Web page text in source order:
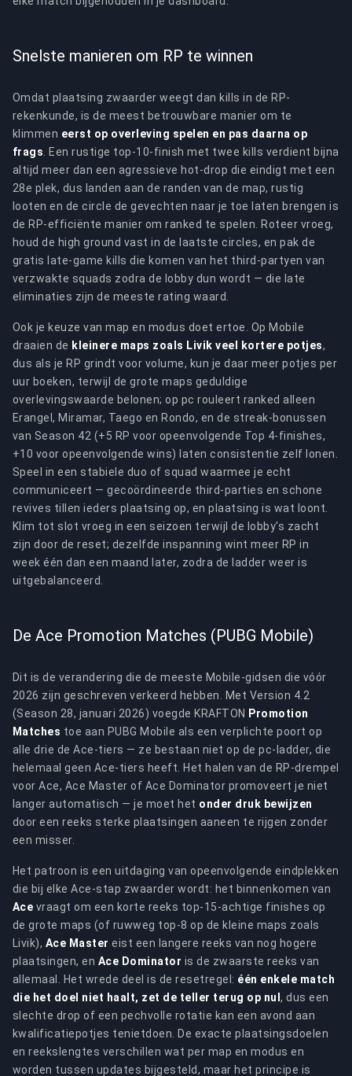
Snelste manieren om RP te winnen
Omdat plaatsing zwaarder weegt dan kills in de RP-
rekenkunde, is de meest betrouwbare manier om te
klimmen eerst op overleving spelen en pas daarna op
frags . Een rustige top-10-finish met twee kills verdient bijna
altijd meer dan een agressieve hot-drop die eindigt met een
28e plek, dus landen aan de randen van de map, rustig
looten en de circle de gevechten naar je toe laten brengen is
de RP-efficiënte manier om ranked te spelen. Roteer vroeg,
houd de high ground vast in de laatste circles, en pak de
gratis late-game kills die komen van het third-partyen van
verzwakte squads zodra de lobby dun wordt — die late
eliminaties zijn de meeste rating waard.
Ook je keuze van map en modus doet ertoe. Op Mobile
draaien de kleinere maps zoals Livik veel kortere potjes,
dus als je RP grindt voor volume, kun je daar meer potjes per
uur boeken, terwijl de grote maps geduldige
overlevingswaarde belonen; op pc rouleert ranked alleen
Erangel, Miramar, Taego en Rondo, en de streak-bonussen
van Season 42 (+5 RP voor opeenvolgende Top 4-finishes,
+10 voor opeenvolgende wins) laten consistentie zelf lonen.
Speel in een stabiele duo of squad waarmee je echt
communiceert — gecoördineerde third-parties en schone
revives tillen ieders plaatsing op, en plaatsing is wat loont.
Klim tot slot vroeg in een seizoen terwijl de lobby's zacht
zijn door de reset; dezelfde inspanning wint meer RP in
week één dan een maand later, zodra de ladder weer is
uitgebalanceerd.
De Ace Promotion Matches (PUBG Mobile)
Dit is de verandering die de meeste Mobile-gidsen die vóór
2026 zijn geschreven verkeerd hebben. Met Version 4.2
(Season 28, januari 2026) voegde KRAFTON Promotion
Matches toe aan PUBG Mobile als een verplichte poort op
alle drie de Ace-tiers — ze bestaan niet op de pc-ladder, die
helemaal geen Ace-tiers heeft. Het halen van de RP-drempel
voor Ace, Ace Master of Ace Dominator promoveert je niet
langer automatisch — je moet het onder druk bewijzen
door een reeks sterke plaatsingen aaneen te rijgen zonder
een misser.
Het patroon is een uitdaging van opeenvolgende eindplekken
die bij elke Ace-stap zwaarder wordt: het binnenkomen van
Ace vraagt om een korte reeks top-15-achtige finishes op
de grote maps (of ruwweg top-8 op de kleine maps zoals
Livik), Ace Master eist een langere reeks van nog hogere
plaatsingen, en Ace Dominator is de zwaarste reeks van
allemaal. Het wrede deel is de resetregel: één enkele match
die het doel niet haalt, zet de teller terug op nul, dus een
slechte drop of een pechvolle rotatie kan een avond aan
kwalificatiepotjes tenietdoen. De exacte plaatsingsdoelen
en reekslengtes verschillen wat per map en modus en
worden tussen updates bijgesteld, maar het principe is